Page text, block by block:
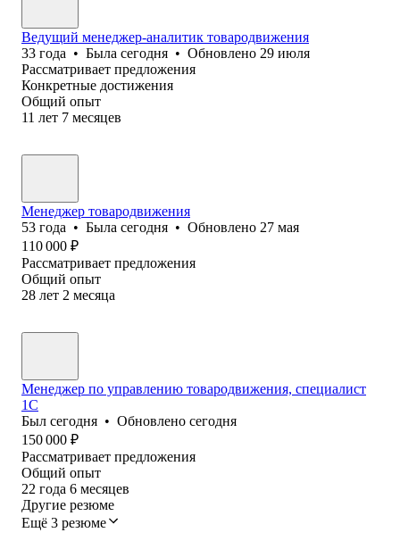
Ведущий менеджер-аналитик товародвижения
33 года • Была сегодня • Обновлено 29 июля
Рассматривает предложения
Конкретные достижения
Общий опыт
11 лет 7 месяцев
Менеджер товародвижения
53 года • Была сегодня • Обновлено 27 мая
110 000 ₽
Рассматривает предложения
Общий опыт
28 лет 2 месяца
Менеджер по управлению товародвижения, специалист
1С
Был сегодня • Обновлено сегодня
150 000 ₽
Рассматривает предложения
Общий опыт
22 года 6 месяцев
Другие резюме
Ещё 3 резюме